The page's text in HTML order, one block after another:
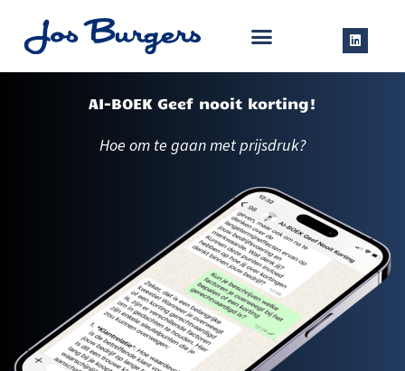
AI-BOEK Geef nooit korting!
Hoe om te gaan met prijsdruk?